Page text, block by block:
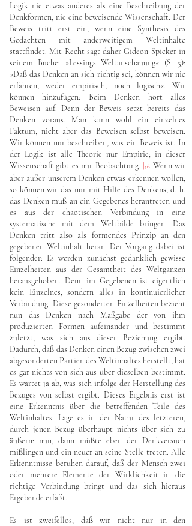
Logik nie etwas anderes als eine Beschreibung der
Denkformen, nie eine beweisende Wissenschaft. Der
Beweis tritt erst ein, wenn eine Synthesis des
Gedachten mit anderweitigem Weltinhalte
stattfindet. Mit Recht sagt daher Gideon Spicker in
seinem Buche: »Lessings Weltanschauung« (S. 5):
»Daß das Denken an sich richtig sei, können wir nie
erfahren, weder empirisch, noch logisch«. Wir
können hinzufügen: Beim Denken hört alles
Beweisen auf. Denn der Beweis setzt bereits das
Denken voraus. Man kann wohl ein einzelnes
Faktum, nicht aber das Beweisen selbst beweisen.
Wir können nur beschreiben, was ein Beweis ist. In
der Logik ist alle Theorie nur Empirie; in dieser
Wissenschaft gibt es nur Beobachtung. |46 Wenn wir
aber außer unserem Denken etwas erkennen wollen,
so können wir das nur mit Hilfe des Denkens, d. h.
das Denken muß an ein Gegebenes herantreten und
es aus der chaotischen Verbindung in eine
systematische mit dem Weltbilde bringen. Das
Denken tritt also als formendes Prinzip an den
gegebenen Weltinhalt heran. Der Vorgang dabei ist
folgender: Es werden zunächst gedanklich gewisse
Einzelheiten aus der Gesamtheit des Weltganzen
herausgehoben. Denn im Gegebenen ist eigentlich
kein Einzelnes, sondern alles in kontinuierlicher
Verbindung. Diese gesonderten Einzelheiten bezieht
nun das Denken nach Maßgabe der von ihm
produzierten Formen aufeinander und bestimmt
zuletzt, was sich aus dieser Beziehung ergibt.
Dadurch, daß das Denken einen Bezug zwischen zwei
abgesonderten Partien des Weltinhaltes herstellt, hat
es gar nichts von sich aus über dieselben bestimmt.
Es wartet ja ab, was sich infolge der Herstellung des
Bezuges von selbst ergibt. Dieses Ergebnis erst ist
eine Erkenntnis über die betreffenden Teile des
Weltinhaltes. Läge es in der Natur des letzteren,
durch jenen Bezug überhaupt nichts über sich zu
äußern: nun, dann müßte eben der Denkversuch
mißlingen und ein neuer an seine Stelle treten. Alle
Erkenntnisse beruhen darauf, daß der Mensch zwei
oder mehrere Elemente der Wirklichkeit in die
richtige Verbindung bringt und das sich hieraus
Ergebende erfaßt.
Es ist zweifellos, daß wir nicht nur in den